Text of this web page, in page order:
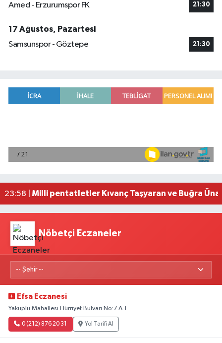
Amed - Erzurumspor FK 21:30
17 Ağustos, Pazartesi
Samsunspor - Göztepe
21:30
00:39 |
Mersin'de uyuşturucu operasyonunda 190
23:58 | Milli pentatletler Kıvanç Taşyaran ve Buğra
Nöbetçi Eczaneler
Efsa Eczanesi
Yakuplu Mahallesi Hürriyet Bulvarı No:7 A 1
0 (212) 876 20 31 Yol Tarifi Al